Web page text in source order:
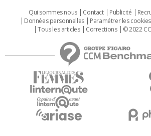
Qui sommes nous Contact Publicité
Données personnelles
Paramétrer les cookies
Tous les articles
Corrections © 2022